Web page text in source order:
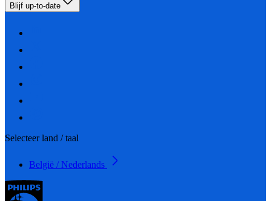
Blijf up-to-date
Selecteer land / taal
België / Nederlands